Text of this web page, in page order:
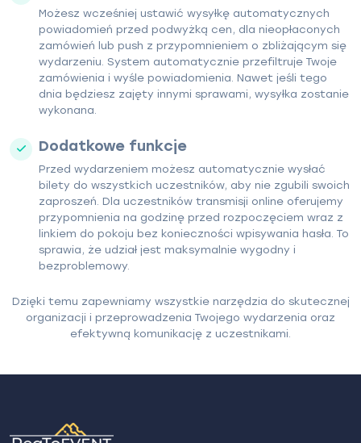
Możesz wcześniej ustawić wysyłkę automatycznych
powiadomień przed podwyżką cen, dla nieopłaconych
zamówień lub push z przypomnieniem o zbliżającym się
wydarzeniu. System automatycznie przefiltruje Twoje
zamówienia i wyśle powiadomienia. Nawet jeśli tego
dnia będziesz zajęty innymi sprawami, wysyłka zostanie
wykonana.
Dodatkowe funkcje
Przed wydarzeniem możesz automatycznie wysłać
bilety do wszystkich uczestników, aby nie zgubili swoich
zaproszeń. Dla uczestników transmisji online oferujemy
przypomnienia na godzinę przed rozpoczęciem wraz z
linkiem do pokoju bez konieczności wpisywania hasła. To
sprawia, że udział jest maksymalnie wygodny i
bezproblemowy.
Dzięki temu zapewniamy wszystkie narzędzia do skutecznej
organizacji i przeprowadzenia Twojego wydarzenia oraz
efektywną komunikację z uczestnikami.